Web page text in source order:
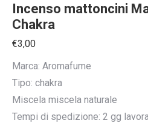
Incenso mattoncini
Chakra
€3,00
Marca: Aromafume
Tipo: chakra
Miscela miscela naturale
Tempi di spedizione: 2 gg